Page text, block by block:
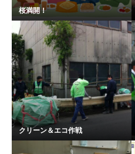
桜満開！
クリーン＆エコ作戦